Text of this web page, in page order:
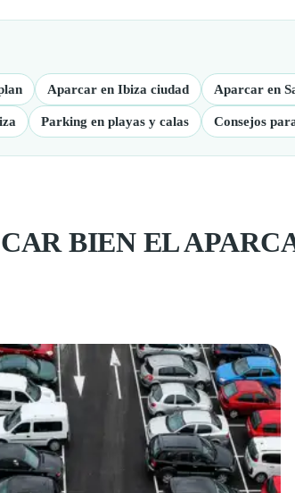
Aparcar en Ibiza ciudad Aparcar en
Parking en playas y calas Consejos
BIEN EL